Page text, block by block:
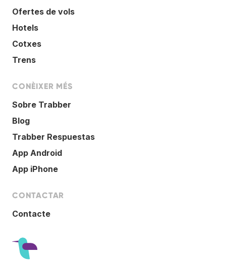
Ofertes de vols
Hotels
Cotxes
Trens
CONÈIXER MÉS
Sobre Trabber
Blog
Trabber Respuestas
App Android
App iPhone
CONTACTAR
Contacte